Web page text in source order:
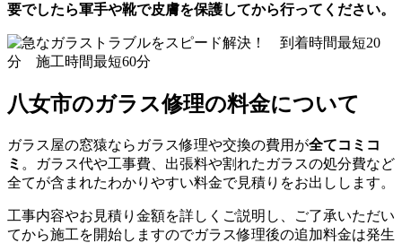
要でしたら軍手や靴で皮膚を保護してから行ってください。
八女市のガラス修理の料金について
ガラス屋の窓猿ならガラス修理や交換の費用が全てコミコ
ミ 。ガラス代や工事費、出張料や割れたガラスの処分費など
全てが含まれたわかりやすい料金で見積りをお出しします。
工事内容やお見積り金額を詳しくご説明し、ご了承いただい
てから施工を開始しますのでガラス修理後の追加料金は発生